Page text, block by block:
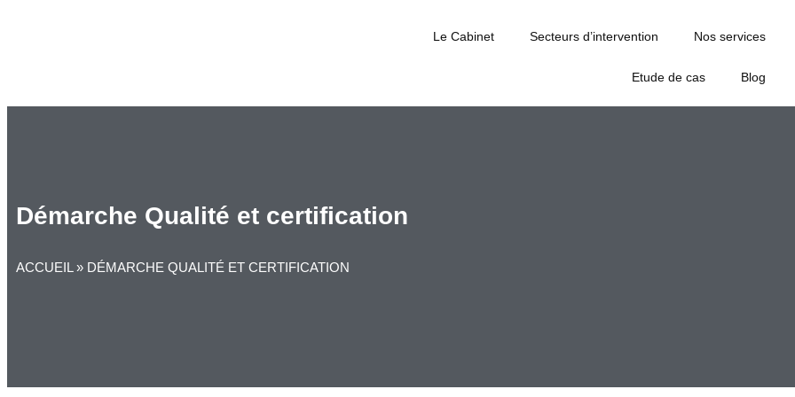
Le Cabinet Secteurs d’intervention Nos services
Etude de cas Blog
Démarche Qualité et certification
ACCUEIL » DÉMARCHE QUALITÉ ET CERTIFICATION